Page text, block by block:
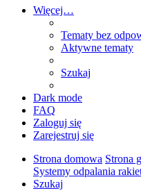
Więcej…
Tematy bez
Aktywne tematy
Szukaj
Dark mode
FAQ
Zaloguj się
Zarejestruj się
Strona domowa Strona
Systemy odpalania
Szukaj